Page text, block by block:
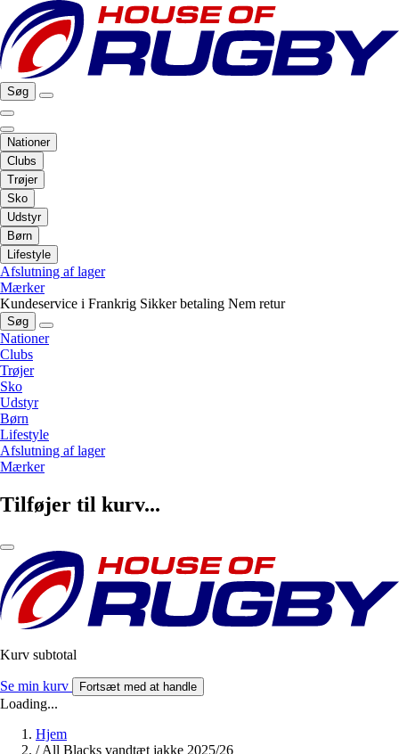
Søg
Nationer
Clubs
Trøjer
Sko
Udstyr
Børn
Lifestyle
Afslutning af lager
Mærker
Kundeservice i Frankrig Sikker betaling Nem retur
Søg
Nationer
Clubs
Trøjer
Sko
Udstyr
Børn
Lifestyle
Afslutning af lager
Mærker
Tilføjer til kurv...
Kurv subtotal
Se min kurv Fortsæt med at handle
Loading...
Hjem
/ All Blacks vandtæt jakke 2025/26